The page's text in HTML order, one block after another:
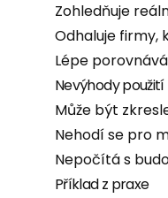
Zohledňuje
Odhaluje firmy,
Lépe
Nevýhody použití
Může být
Nehodí se pro
Nepočítá s
Příklad z praxe